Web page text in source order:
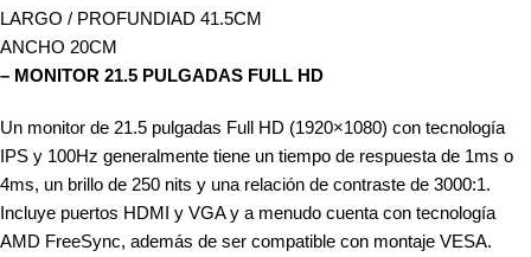
LARGO / PROFUNDIAD 41.5CM
ANCHO 20CM
– MONITOR 21.5 PULGADAS FULL HD
Un monitor de 21.5 pulgadas Full HD (1920×1080) con tecnología
IPS y 100Hz generalmente tiene un tiempo de respuesta de 1ms o
4ms, un brillo de 250 nits y una relación de contraste de 3000:1.
Incluye puertos HDMI y VGA y a menudo cuenta con tecnología
AMD FreeSync, además de ser compatible con montaje VESA.